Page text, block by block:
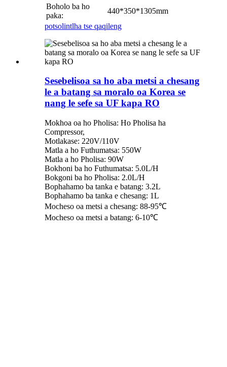
Boholo ba ho
paka:
440*350*1305mm
potsolintlha tse qaqileng
Sesebelisoa sa ho aba metsi a chesang
le a batang sa moralo oa Korea se
nang le sefe sa UF kapa RO
Mokhoa oa ho Pholisa: Ho Pholisa ha
Compressor,
Motlakase: 220V/110V
Matla a ho Futhumatsa: 550W
Matla a ho Pholisa: 90W
Bokhoni ba ho Futhumatsa: 5.0L/H
Bokgoni ba ho Pholisa: 2.0L/H
Bophahamo ba tanka e batang: 3.2L
Bophahamo ba tanka e chesang: 1L
Mocheso oa metsi a chesang: 88-95℃
Mocheso oa metsi a batang: 6-10℃